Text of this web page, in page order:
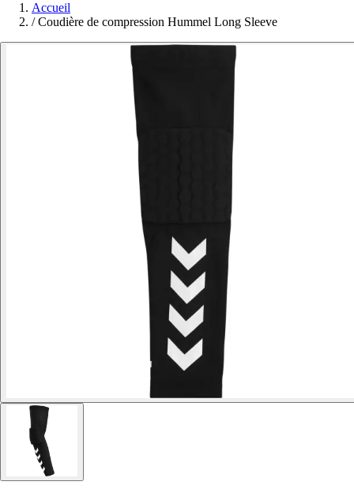
Accueil
/ Coudière de compression Hummel Long Sleeve